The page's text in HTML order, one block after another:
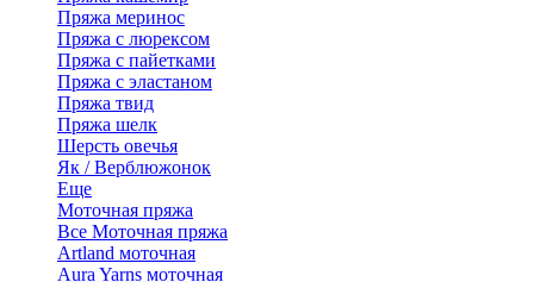
Пряжа меринос
Пряжа с люрексом
Пряжа с пайетками
Пряжа с эластаном
Пряжа твид
Пряжа шелк
Шерсть овечья
Як / Верблюжонок
Еще
Моточная пряжа
Все Моточная пряжа
Artland моточная
Aura Yarns моточная